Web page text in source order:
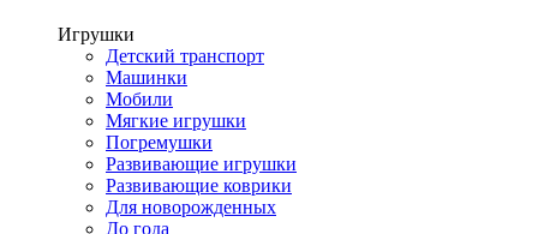
Игрушки
Детский транспорт
Машинки
Мобили
Мягкие игрушки
Погремушки
Развивающие игрушки
Развивающие коврики
Для новорожденных
До года